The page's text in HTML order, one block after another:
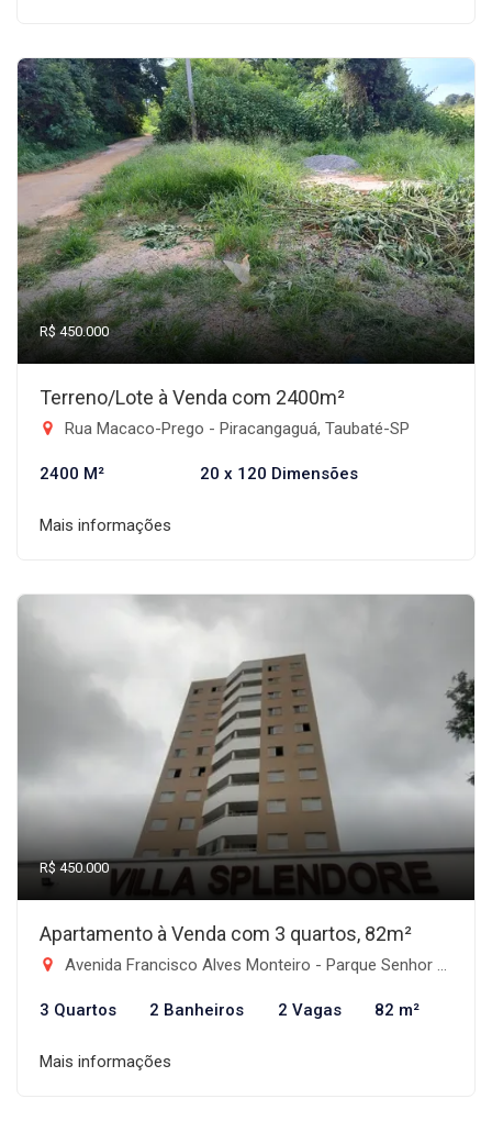
R$ 450.000
Terreno/Lote à Venda com 2400m²
Rua Macaco-Prego - Piracangaguá, Taubaté-SP
2400 M² 20 x 120 Dimensões
Mais informações
R$ 450.000
Apartamento à Venda com 3 quartos, 82m²
Avenida Francisco Alves Monteiro - Parque Senhor do Bonfim, Taubaté-SP
3 Quartos 2 Banheiros 2 Vagas 82 m²
Mais informações